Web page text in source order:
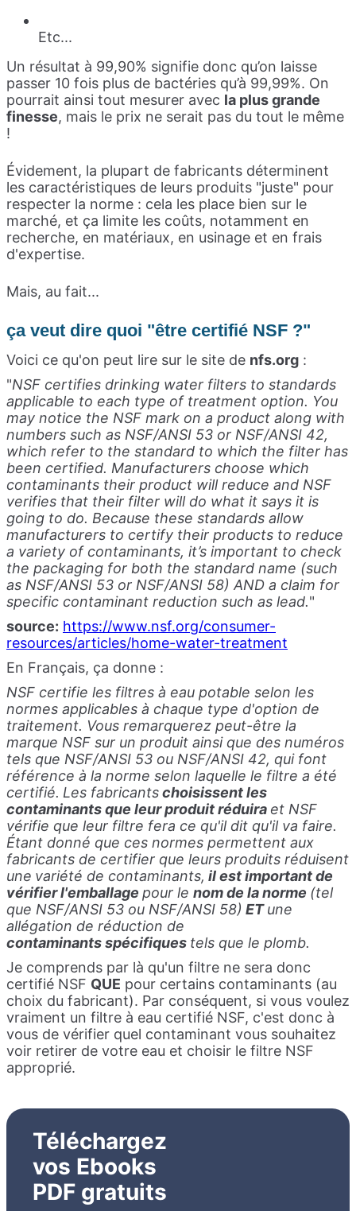
Etc...
Un résultat à 99,90% signifie donc qu’on laisse
passer 10 fois plus de bactéries qu’à 99,99%. On
pourrait ainsi tout mesurer avec la plus grande
finesse, mais le prix ne serait pas du tout le même
!
Évidement, la plupart de fabricants déterminent
les caractéristiques de leurs produits "juste" pour
respecter la norme : cela les place bien sur le
marché, et ça limite les coûts, notamment en
recherche, en matériaux, en usinage et en frais
d'expertise.
Mais, au fait...
ça veut dire quoi "être certifié NSF ?"
Voici ce qu'on peut lire sur le site de nfs.org :
"NSF certifies drinking water filters to standards
applicable to each type of treatment option. You
may notice the NSF mark on a product along with
numbers such as NSF/ANSI 53 or NSF/ANSI 42,
which refer to the standard to which the filter has
been certified. Manufacturers choose which
contaminants their product will reduce and NSF
verifies that their filter will do what it says it is
going to do. Because these standards allow
manufacturers to certify their products to reduce
a variety of contaminants, it’s important to check
the packaging for both the standard name (such
as NSF/ANSI 53 or NSF/ANSI 58) AND a claim for
specific contaminant reduction such as lead."
source: https://www.nsf.org/consumer-
resources/articles/home-water-treatment
En Français, ça donne :
NSF certifie les filtres à eau potable selon les
normes applicables à chaque type d'option de
traitement. Vous remarquerez peut-être la
marque NSF sur un produit ainsi que des numéros
tels que NSF/ANSI 53 ou NSF/ANSI 42, qui font
référence à la norme selon laquelle le filtre a été
certifié. Les fabricantschoisissent les
contaminants que leur produit réduira et NSF
vérifie que leur filtre fera ce qu'il dit qu'il va faire.
Étant donné que ces normes permettent aux
fabricants de certifier que leurs produits réduisent
une variété de contaminants, il est important de
vérifier l'emballage pour le nom de la norme (tel
que NSF/ANSI 53 ou NSF/ANSI 58) ETune
allégation de réduction de
contaminantsspécifiques tels que le plomb.
Je comprends par là qu'un filtre ne sera donc
certifié NSF QUE pour certains contaminants (au
choix du fabricant). Par conséquent, si vous voulez
vraiment un filtre à eau certifié NSF, c'est donc à
vous de vérifier quel contaminant vous souhaitez
voir retirer de votre eau et choisir le filtre NSF
approprié.
Téléchargez
vos Ebooks
PDF gratuits